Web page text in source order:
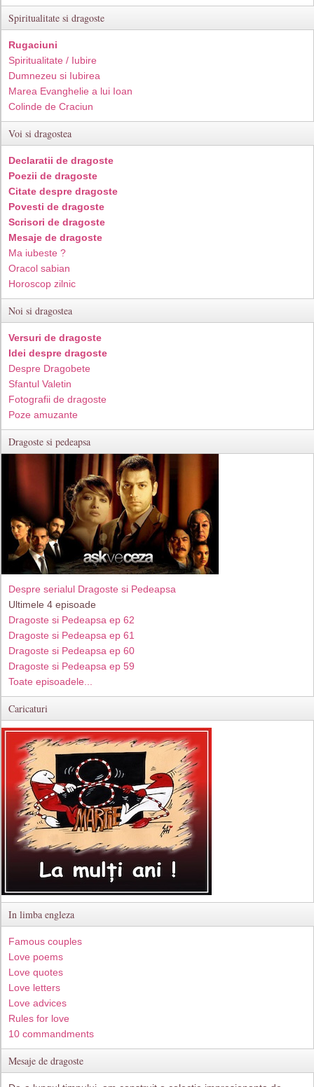
Spiritualitate si dragoste
Rugaciuni
Spiritualitate / Iubire
Dumnezeu si Iubirea
Marea Evanghelie a lui Ioan
Colinde de Craciun
Voi si dragostea
Declaratii de dragoste
Poezii de dragoste
Citate despre dragoste
Povesti de dragoste
Scrisori de dragoste
Mesaje de dragoste
Ma iubeste ?
Oracol sabian
Horoscop zilnic
Noi si dragostea
Versuri de dragoste
Idei despre dragoste
Despre Dragobete
Sfantul Valetin
Fotografii de dragoste
Poze amuzante
Dragoste si pedeapsa
Despre serialul Dragoste si Pedeapsa
Ultimele 4 episoade
Dragoste si Pedeapsa ep 62
Dragoste si Pedeapsa ep 61
Dragoste si Pedeapsa ep 60
Dragoste si Pedeapsa ep 59
Toate episoadele...
Caricaturi
In limba engleza
Famous couples
Love poems
Love quotes
Love letters
Love advices
Rules for love
10 commandments
Mesaje de dragoste